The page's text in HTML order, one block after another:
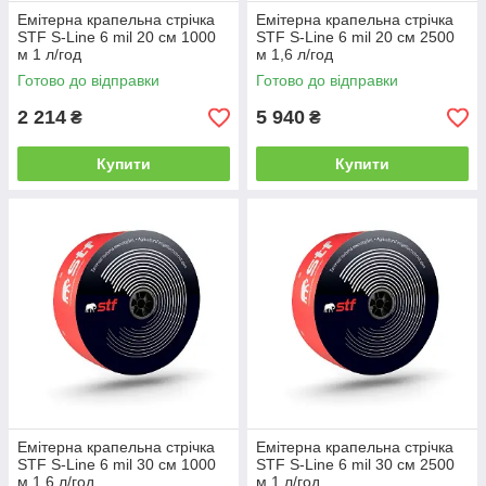
Емітерна крапельна стрічка
STF S-Line 6 mil 20 см 1000
м 1 л/год
Готово до відправки
2 214 ₴
Купити
Емітерна крапельна стрічка
STF S-Line 6 mil 20 см 2500
м 1,6 л/год
Готово до відправки
5 940 ₴
Купити
Емітерна крапельна стрічка
STF S-Line 6 mil 30 см 1000
м 1,6 л/год
Емітерна крапельна стрічка
STF S-Line 6 mil 30 см 2500
м 1 л/год